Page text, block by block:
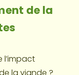
de la
l’impact
la viande ?